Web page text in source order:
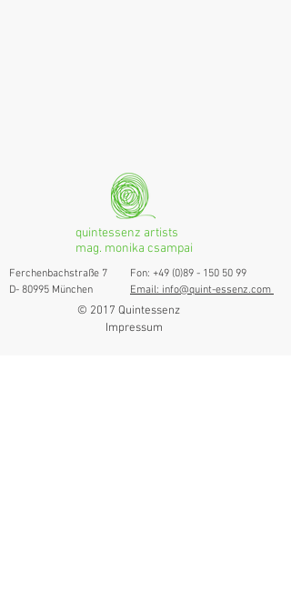
quintessenz artists
mag. monika csampai
Ferchenbachstraße 7
D- 80995 München
Fon: +49 (0)89 - 150 50 99
Email: info@quint-essenz.com
© 2017 Quintessenz
Impressum